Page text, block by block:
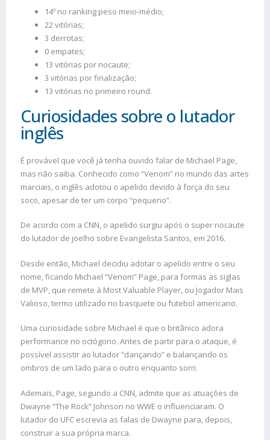
14º no ranking peso meio-médio;
22 vitórias;
3 derrotas;
0 empates;
13 vitórias por nocaute;
3 vitórias por finalização;
13 vitórias no primeiro round.
Curiosidades sobre o lutador
inglês
É provável que você já tenha ouvido falar de Michael Page,
mas não saiba. Conhecido como “Venom” no mundo das artes
marciais, o inglês adotou o apelido devido à força do seu
soco, apesar de ter um corpo “pequeno”.
De acordo com a CNN, o apelido surgiu após o super nocaute
do lutador de joelho sobre Evangelista Santos, em 2016.
Desde então, Michael decidiu adotar o apelido entre o seu
nome, ficando Michael “Venom” Page, para formas as siglas
de MVP, que remete à Most Valuable Player, ou Jogador Mais
Valioso, termo utilizado no basquete ou futebol americano.
Uma curiosidade sobre Michael é que o britânico adora
performance no octógono. Antes de partir para o ataque, é
possível assistir ao lutador “dançando” e balançando os
ombros de um lado para o outro enquanto sorri.
Ademais, Page, segundo a CNN, admite que as atuações de
Dwayne “The Rock” Johnson no WWE o influenciaram. O
lutador do UFC escrevia as falas de Dwayne para, depois,
construir a sua própria marca.